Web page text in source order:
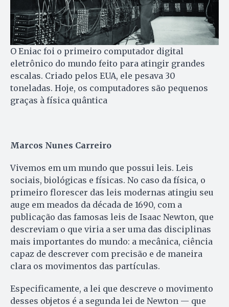
O Eniac foi o primeiro computador digital
eletrônico do mundo feito para atingir grandes
escalas. Criado pelos EUA, ele pesava 30
toneladas. Hoje, os computadores são pequenos
graças à física quântica
Marcos Nunes Carreiro
Vivemos em um mundo que possui leis. Leis
sociais, biológicas e físicas. No caso da física, o
primeiro florescer das leis modernas atingiu seu
auge em meados da década de 1690, com a
publicação das famosas leis de Isaac Newton, que
descreviam o que viria a ser uma das disciplinas
mais importantes do mundo: a mecânica, ciência
capaz de descrever com precisão e de maneira
clara os movimentos das partículas.
Especificamente, a lei que descreve o movimento
desses objetos é a segunda lei de Newton — que